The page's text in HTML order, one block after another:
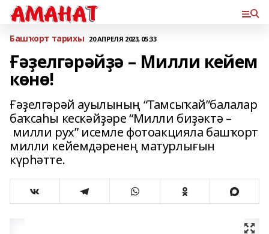
Башҡорт тарихы 20 АПРЕЛЯ 2023, 05:33
Ғәҙелгәрәйҙә – Милли кейем
көнө!
Ғәҙелгәрәй ауылының “Тамсыҡай”балалар
баҡсаһы кескәйҙәре “Милли биҙәктә –
милли рух” исемле фотоакцияла башҡорт
милли кейемдәренең матурлығын
күрһәтте.